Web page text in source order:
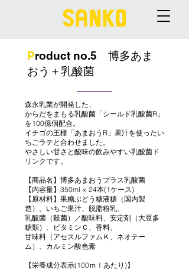
Product no.5 博多あま
おう＋乳酸菌
森永乳業が開発した、
からだをまもる乳酸菌「シールド乳酸菌R」
を100億個配合。
イチゴの王様「あまおうR」果汁を使ったい
ちごラテと合わせました。
やさしい甘さと酸味の飲みやすい乳酸菌ド
リンクです。
【商品名】博多あまおうプラス乳酸菌
【内容量】350ml × 24本(1ケース)
【原材料】果糖ぶどう糖液糖（国内製
造）、いちご果汁、脱脂粉乳、
乳酸菌（殺菌）／酸味料、安定剤（大豆多
糖類）、ビタミンＣ、香料、
甘味料（アセスルファムＫ、ネオテー
ム）、カルミン酸色素
【栄養成分表示(100ｍｌあたり)】